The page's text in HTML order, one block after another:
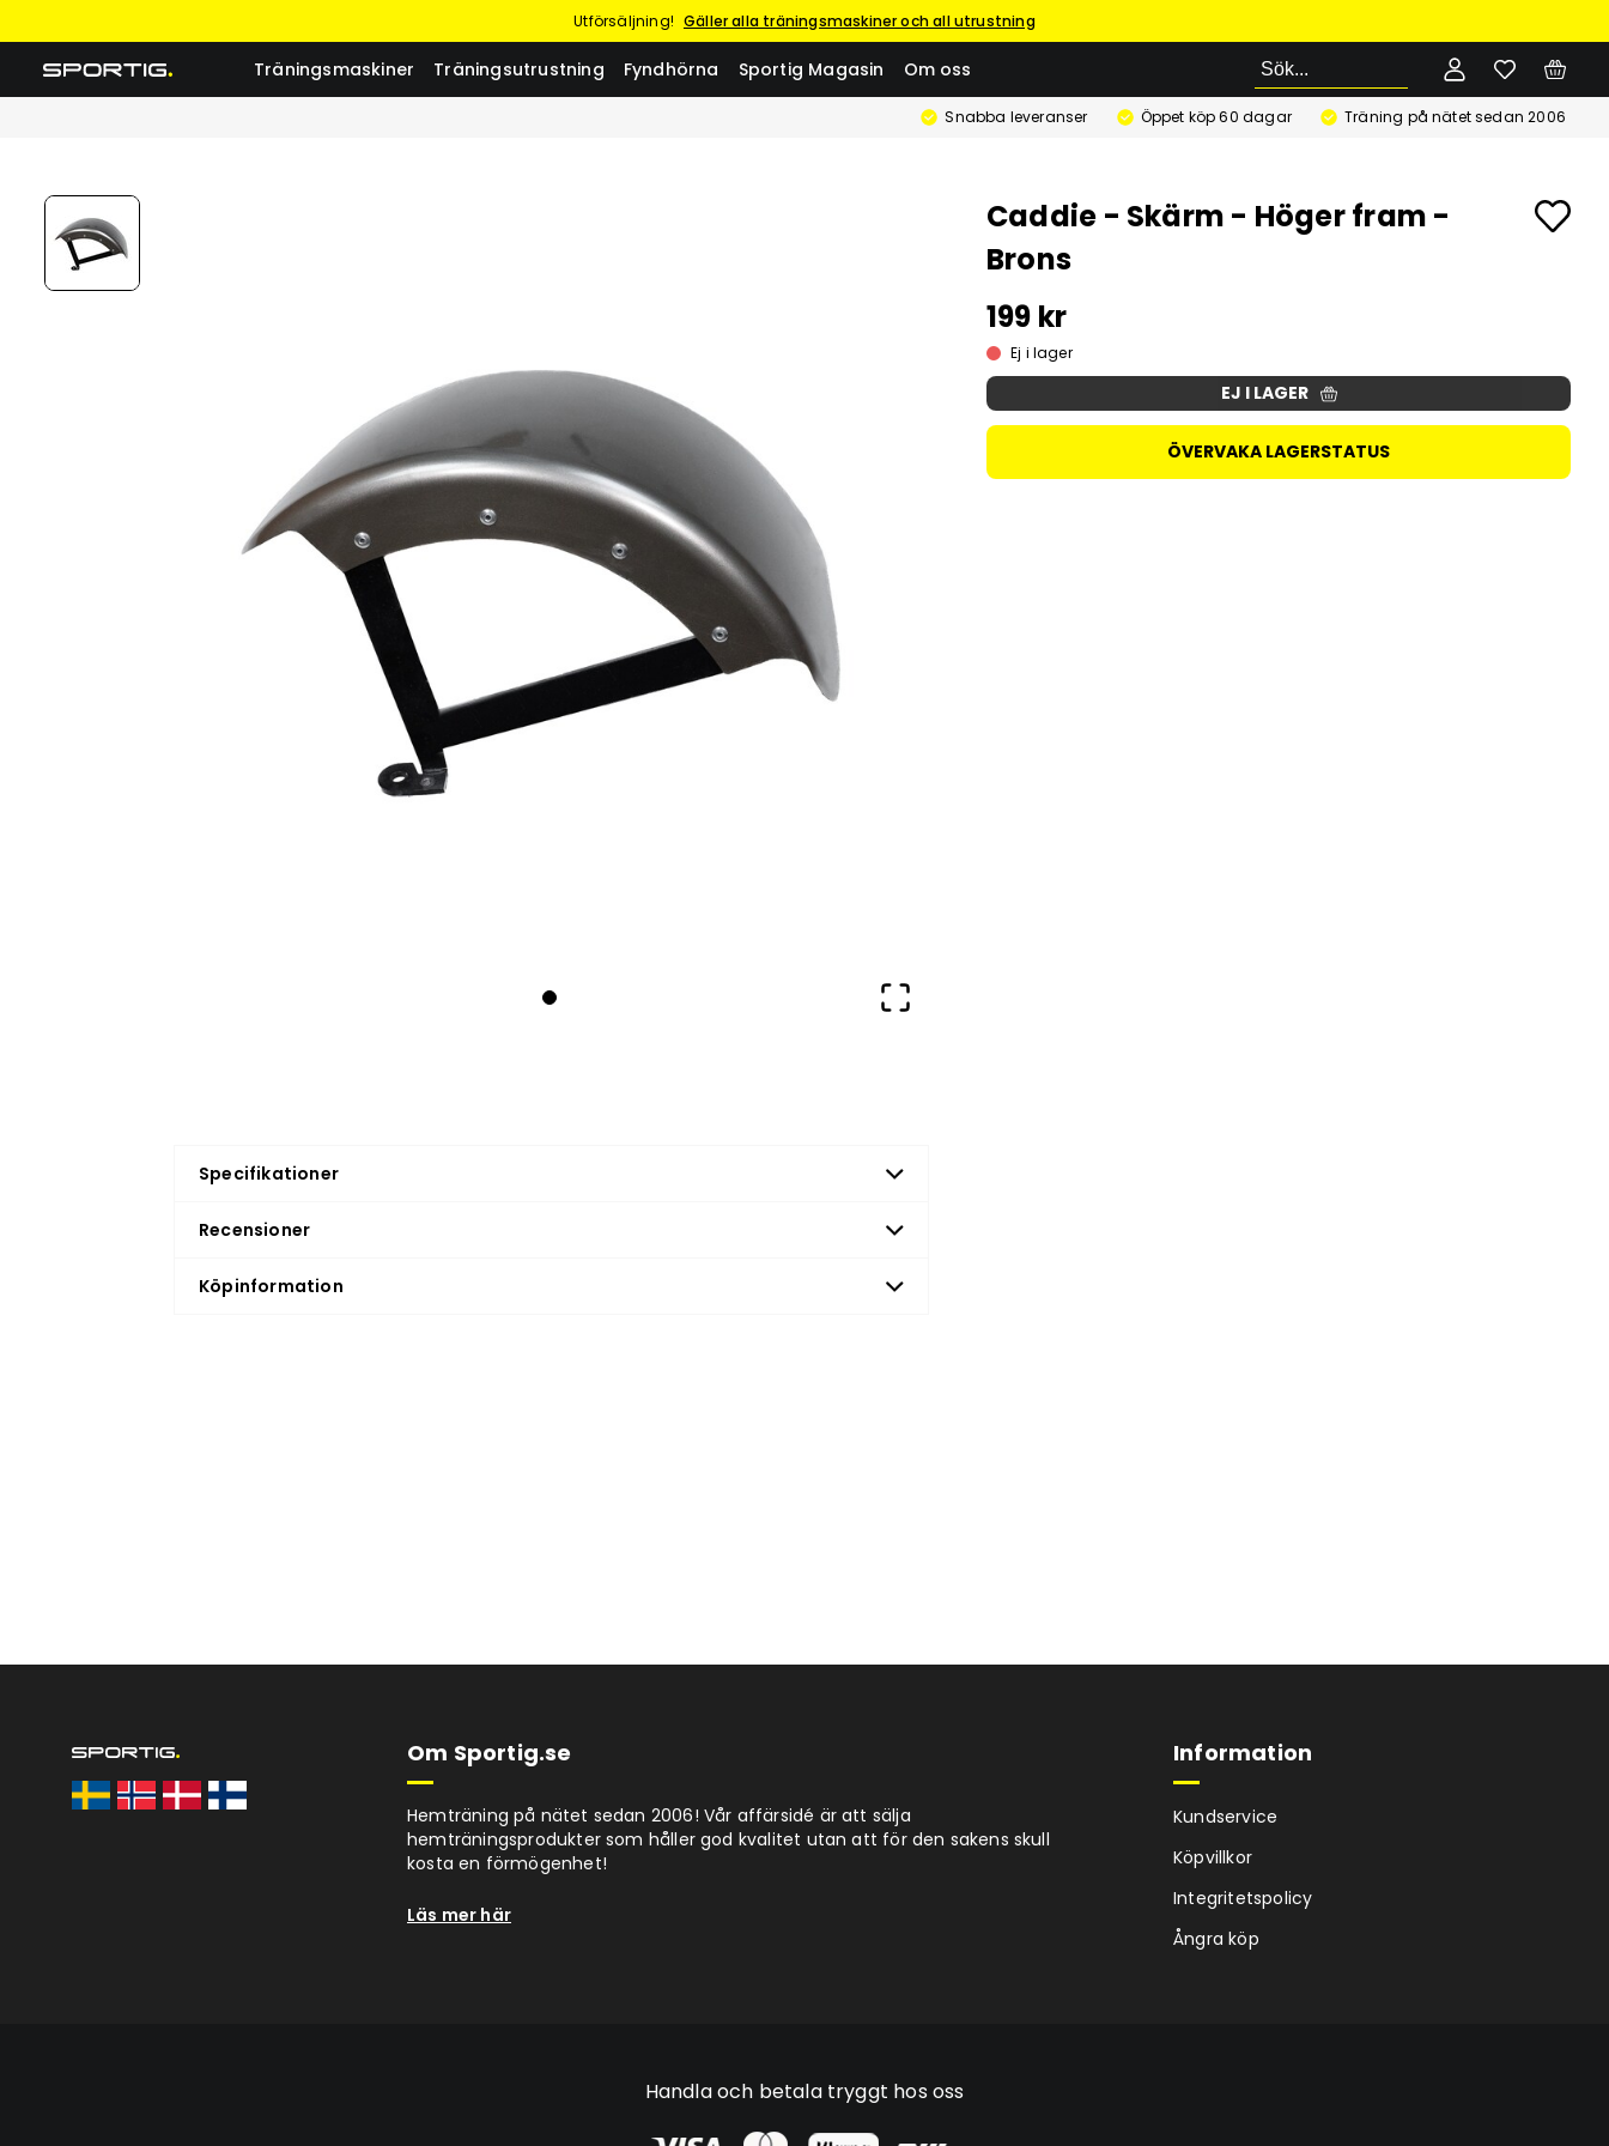
Utförsäljning! Gäller alla träningsmaskiner och all utrustning
Träningsmaskiner Träningsutrustning Fyndhörna Sportig Magasin Om oss Sök
Snabba leveranser Öppet köp 60 dagar Träning på nätet sedan 2006
Caddie - Skärm - Höger fram -
Brons
199 kr
Ej i lager
EJ I LAGER
ÖVERVAKA LAGERSTATUS
Specifikationer
Recensioner
Köpinformation
Om Sportig.se
Hemträning på nätet sedan 2006! Vår affärsidé är att sälja
hemträningsprodukter som håller god kvalitet utan att för den sakens skull
kosta en förmögenhet!
Läs mer här
Information
Kundservice
Köpvillkor
Integritetspolicy
Ångra köp
Handla och betala tryggt hos oss